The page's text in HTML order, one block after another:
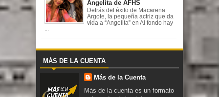
Angelita de AFHS
Detrás del éxito de Macarena
Argote, la pequeña actriz que da
vida a “Angelita” en Al fondo hay
...
MÁS DE LA CUENTA
Más de la Cuenta
Más de la cuenta es un formato